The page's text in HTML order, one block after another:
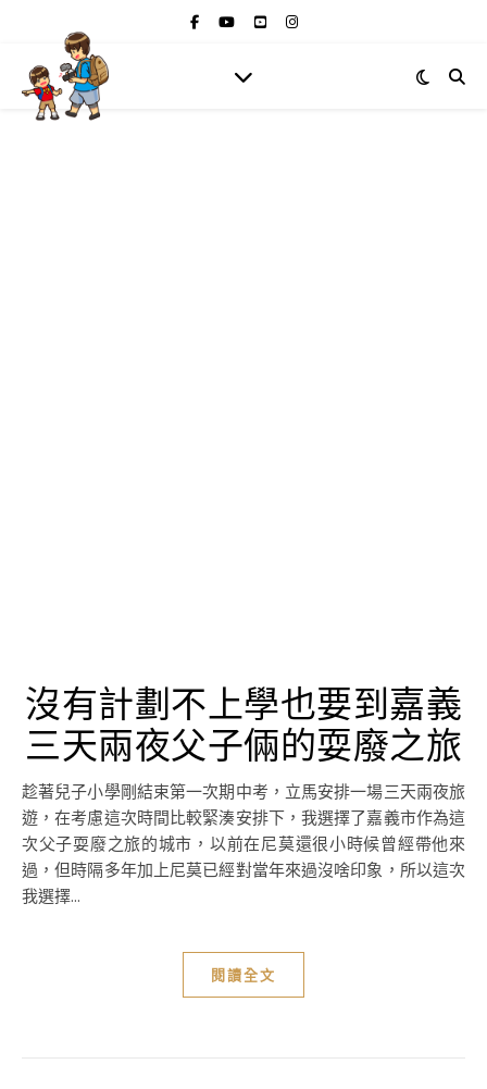
沒有計劃不上學也要到嘉義
三天兩夜父子倆的耍廢之旅
趁著兒子小學剛結束第一次期中考，立馬安排一場三天兩夜旅
遊，在考慮這次時間比較緊湊安排下，我選擇了嘉義市作為這
次父子耍廢之旅的城市，以前在尼莫還很小時候曾經帶他來
過，但時隔多年加上尼莫已經對當年來過沒啥印象，所以這次
我選擇...
閱讀全文